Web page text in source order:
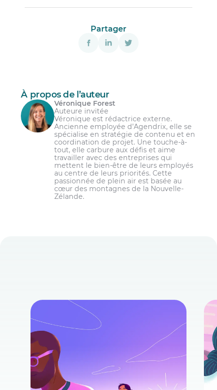
Partager
À propos de l’auteur
Véronique Forest
Auteure invitée
Véronique est rédactrice externe.
Ancienne employée d’Agendrix, elle se
spécialise en stratégie de contenu et en
coordination de projet. Une touche-à-
tout, elle carbure aux défis et aime
travailler avec des entreprises qui
mettent le bien-être de leurs employés
au centre de leurs priorités. Cette
passionnée de plein air est basée au
cœur des montagnes de la Nouvelle-
Zélande.